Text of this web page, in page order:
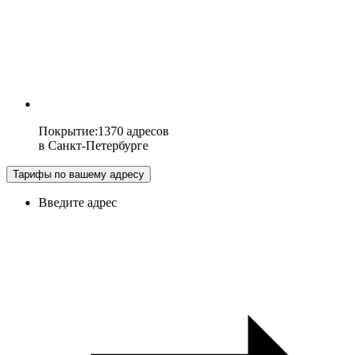
Покрытие:1370 адресов
в Санкт-Петербурге
Тарифы по вашему адресу
Введите адрес